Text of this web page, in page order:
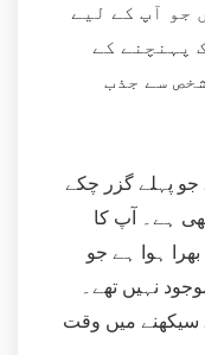
جو آپ کے لیے
پہنچنے کے
سے جذب
جو پہلے گزر چکے
ہے۔ آپ کا
ہوا ہے جو
نہیں تھے۔
سیکھنے میں وقت